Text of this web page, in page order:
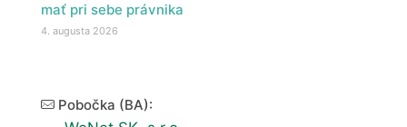
mať pri sebe právnika
4. augusta 2026
Pobočka (BA):